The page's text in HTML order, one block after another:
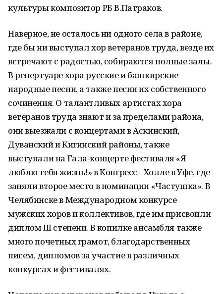
культуры композитор РБ В.Патраков.
Наверное, не осталось ни одного села в районе,
где бы ни выступал хор ветеранов труда, везде их
встречают с радостью, собираются полные залы.
В репертуаре хора русские и башкирские
народные песни, а также песни их собственного
сочинения. О талантливых артистах хора
ветеранов труда знают и за пределами района,
они выезжали с концертами в Аскинский,
Дуванский и Кигинский районы, также
выступали на Гала-концерте фестиваля «Я
люблю тебя жизнь!» в Конгресс - Холле в Уфе, где
заняли второе место в номинации «Частушка». В
Челябинске в Международном конкурсе
мужских хоров и коллективов, где им присвоили
диплом III степени. В копилке ансамбля также
много почетных грамот, благодарственных
писем, дипломов за участие в различных
конкурсах и фестивалях.